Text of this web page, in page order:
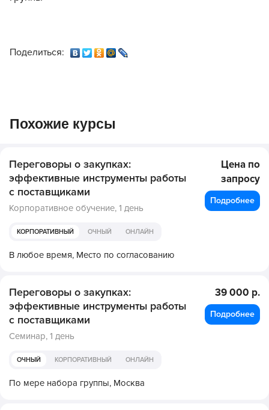
Поделиться:
Похожие курсы
Переговоры о закупках:
эффективные инструменты работы
с поставщиками
Корпоративное обучение, 1 день
КОРПОРАТИВНЫЙ ОЧНЫЙ ОНЛАЙН
В любое время, Место по согласованию
Цена по
запросу
Подробнее
Переговоры о закупках:
эффективные инструменты работы
с поставщиками
Семинар, 1 день
ОЧНЫЙ КОРПОРАТИВНЫЙ ОНЛАЙН
По мере набора группы, Москва
39 000 р.
Подробнее